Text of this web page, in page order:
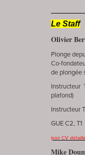
Le Staff
Olivier
Plonge
Co-
de plongée
Instructeur
plafond)
Instructeur
GUE C2, T1
(voir CV
Mike